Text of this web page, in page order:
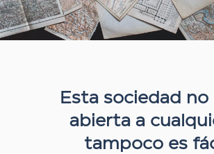
Esta sociedad no
abierta a
tampoco es